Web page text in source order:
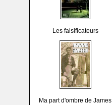
Les falsificateurs
Ma part d'ombre de James